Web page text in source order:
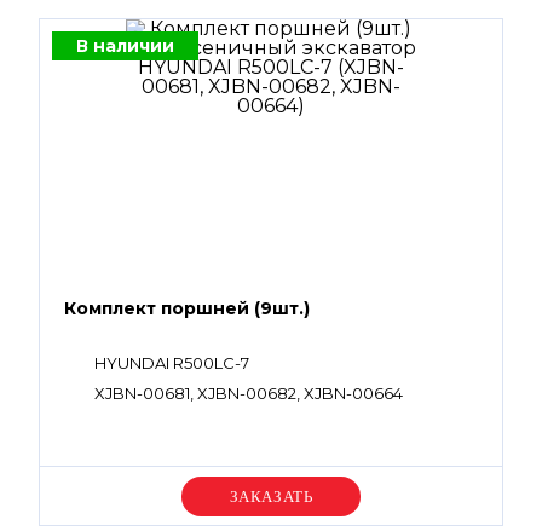
В наличии
Комплект поршней (9шт.)
HYUNDAI R500LC-7
XJBN-00681, XJBN-00682, XJBN-00664
Уточняйте цену